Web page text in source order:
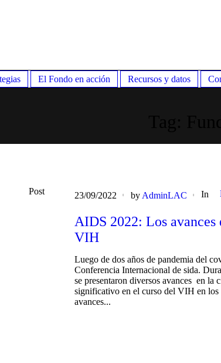
El Fondo en acción Recursos y datos
Post 23/09/2022 by AdminLAC In
AIDS 2022: Los avances
VIH
Luego de dos años de pandemia del
Conferencia Internacional de sida.
se presentaron diversos avances en la
significativo en el curso del VIH en los
avances...